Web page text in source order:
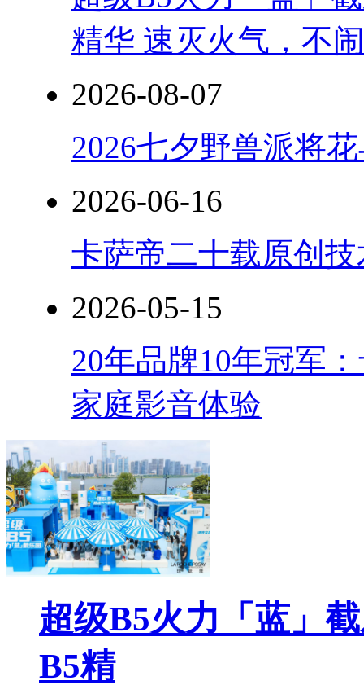
精华 速灭火气，不
2026-08-07
2026七夕野兽派将
2026-06-16
卡萨帝二十载原创
2026-05-15
20年品牌10年冠军
家庭影音体验
超级B5火力「蓝」
B5精